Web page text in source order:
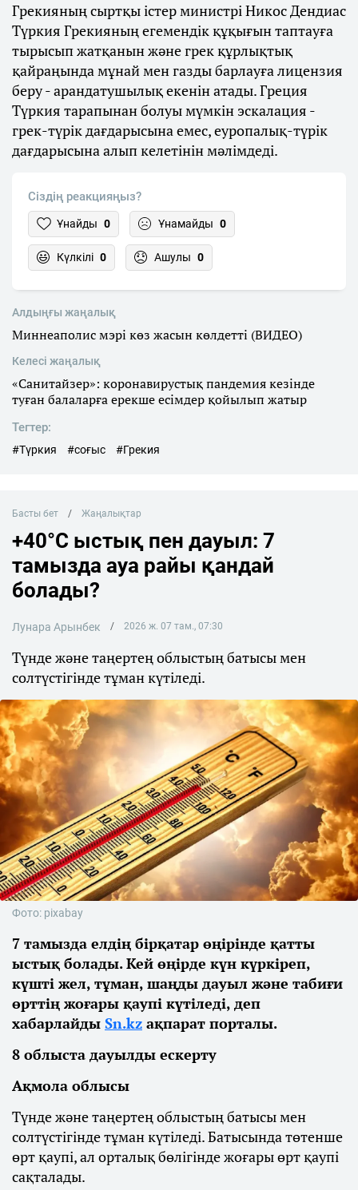
Грекияның сыртқы істер министрі Никос Дендиас
Түркия Грекияның егемендік құқығын таптауға
тырысып жатқанын және грек құрлықтық
қайраңында мұнай мен газды барлауға лицензия
беру - арандатушылық екенін атады. Греция
Түркия тарапынан болуы мүмкін эскалация -
грек-түрік дағдарысына емес, еуропалық-түрік
дағдарысына алып келетінін мәлімдеді.
Сіздің реакцияңыз?
Ұнайды 0 Ұнамайды 0
Күлкілі 0 Ашулы 0
Алдыңғы жаңалық
Миннеаполис мэрі көз жасын көлдетті (ВИДЕО)
Келесі жаңалық
«Санитайзер»: коронавирустық пандемия кезінде
туған балаларға ерекше есімдер қойылып жатыр
Тегтер:
#Түркия #соғыс #Грекия
Басты бет Жаңалықтар
+40°C ыстық пен дауыл: 7
тамызда ауа райы қандай
болады?
Лунара Арынбек 2026 ж. 07 там., 07:30
Түнде және таңертең облыстың батысы мен
солтүстігінде тұман күтіледі.
Фото: pixabay
7 тамызда елдің бірқатар өңірінде қатты
ыстық болады. Кей өңірде күн күркіреп,
күшті жел, тұман, шаңды дауыл және табиғи
өрттің жоғары қаупі күтіледі, деп
хабарлайды Sn.kz ақпарат порталы.
8 облыста дауылды ескерту
Ақмола облысы
Түнде және таңертең облыстың батысы мен
солтүстігінде тұман күтіледі. Батысында төтенше
өрт қаупі, ал орталық бөлігінде жоғары өрт қаупі
сақталады.